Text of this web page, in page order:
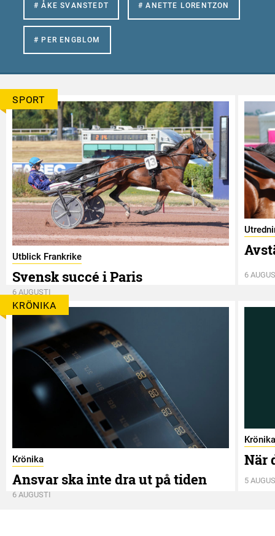
# ÅKE SVANSTEDT # ANETTE LORENTZON
# PER ENGBLOM
SPORT
Utblick Frankrike
Svensk succé i Paris
6 AUGUSTI
6
KRÖNIKA
Krönika
Ansvar ska inte dra ut på tiden
6 AUGUSTI
Krönika
När
5